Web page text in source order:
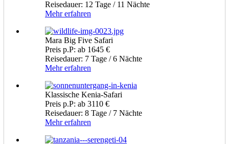
Reisedauer: 12 Tage / 11 Nächte
Mehr erfahren
Mara Big Five Safari
Preis p.P: ab 1645 €
Reisedauer: 7 Tage / 6 Nächte
Mehr erfahren
Klassische Kenia-Safari
Preis p.P: ab 3110 €
Reisedauer: 8 Tage / 7 Nächte
Mehr erfahren